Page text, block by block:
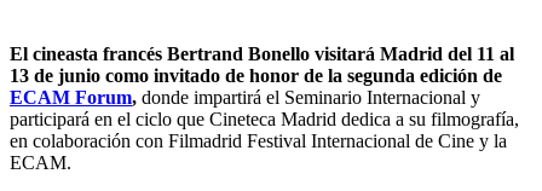
El cineasta francés Bertrand Bonello visitará Madrid del 11 al
13 de junio como invitado de honor de la segunda edición de
ECAM Forum, donde impartirá el Seminario Internacional y
participará en el ciclo que Cineteca Madrid dedica a su filmografía,
en colaboración con Filmadrid Festival Internacional de Cine y la
ECAM.